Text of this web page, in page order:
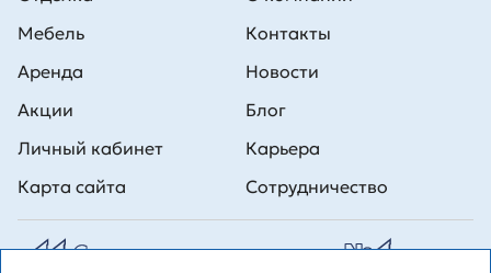
Мебель
Аренда
Акции
Личный кабинет
Карта сайта
Контакты
Новости
Блог
Карьера
Сотрудничество